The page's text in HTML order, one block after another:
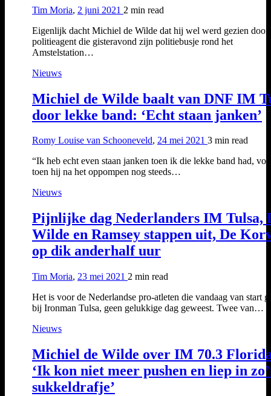
Tim Moria, 2 juni 2021 2 min read
Eigenlijk dacht Michiel de Wilde dat hij wel werd gezien door
politieagent die gisteravond zijn politiebusje rond het
Amstelstation…
Nieuws
Michiel de Wilde baalt van DNF IM
door lekke band: ‘Echt staan janken’
Romy Louise van Schooneveld, 24 mei 2021 3 min read
“Ik heb echt even staan janken toen ik die lekke band had,
toen hij na het oppompen nog steeds…
Nieuws
Pijnlijke dag Nederlanders IM Tulsa,
Wilde en Ramsey stappen uit, De
op dik anderhalf uur
Tim Moria, 23 mei 2021 2 min read
Het is voor de Nederlandse pro-atleten die vandaag van start
bij Ironman Tulsa, geen gelukkige dag geweest. Twee van…
Nieuws
Michiel de Wilde over IM 70.3
‘Ik kon niet meer pushen en liep in
sukkeldrafje’